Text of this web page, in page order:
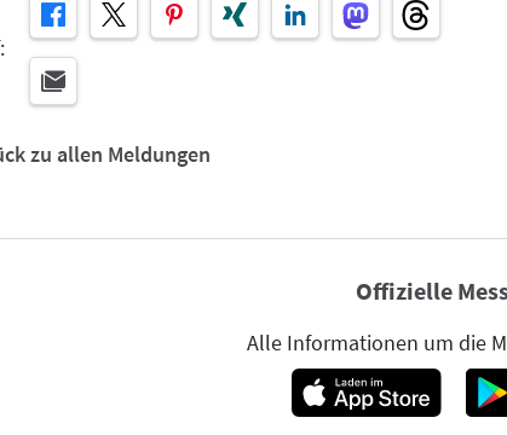
zu allen Meldungen
Offizielle
Alle Informationen um die